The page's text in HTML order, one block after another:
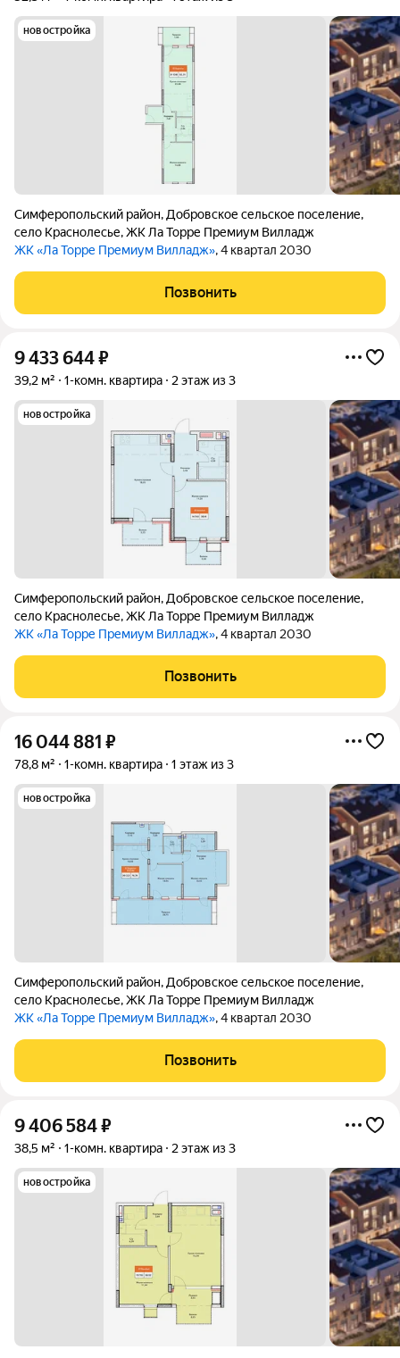
новостройка
Симферопольский район, Добровское сельское поселение,
село Краснолесье,ЖК Ла Торре Премиум Вилладж
ЖК «Ла Торре Премиум Вилладж», 4 квартал 2030
Позвонить
9 433 644₽
39,2 м² 1-комн. квартира 2 этаж из 3
новостройка
Симферопольский район, Добровское сельское поселение,
село Краснолесье,ЖК Ла Торре Премиум Вилладж
ЖК «Ла Торре Премиум Вилладж», 4 квартал 2030
Позвонить
16 044 881 ₽
78,8 м² 1-комн. квартира 1 этаж из 3
новостройка
Симферопольский район, Добровское сельское поселение,
село Краснолесье,ЖК Ла Торре Премиум Вилладж
ЖК «Ла Торре Премиум Вилладж», 4 квартал 2030
Позвонить
9 406 584₽
38,5 м² 1-комн. квартира 2 этаж из 3
новостройка